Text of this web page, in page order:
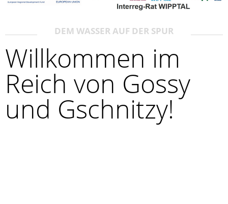
DEM WASSER AUF DER SPUR
Willkommen im
Reich von Gossy
und Gschnitzy!